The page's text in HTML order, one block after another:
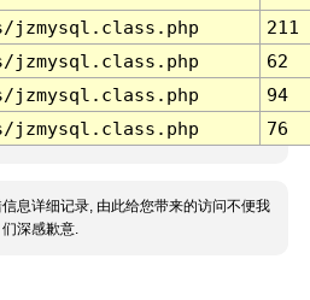
jzmysql.class.php
211
jzmysql.class.php
62
jzmysql.class.php
94
jzmysql.class.php 76
息详细记录, 由此给您带来的访问不便我
们深感歉意.